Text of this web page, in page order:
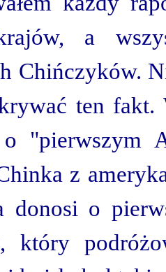
a
Chińczyków.
ten fakt.
o "pierwszym
z
donosi o
który